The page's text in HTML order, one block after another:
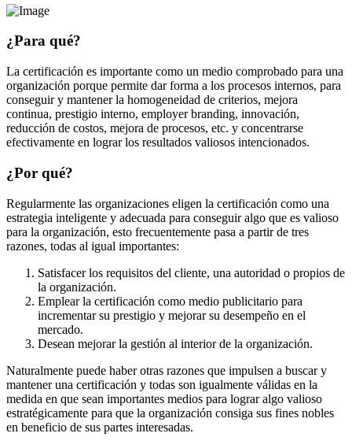
¿Para qué?
La certificación es importante como un medio comprobado para una
organización porque permite dar forma a los procesos internos, para
conseguir y mantener la homogeneidad de criterios, mejora
continua, prestigio interno, employer branding, innovación,
reducción de costos, mejora de procesos, etc. y concentrarse
efectivamente en lograr los resultados valiosos intencionados.
¿Por qué?
Regularmente las organizaciones eligen la certificación como una
estrategia inteligente y adecuada para conseguir algo que es valioso
para la organización, esto frecuentemente pasa a partir de tres
razones, todas al igual importantes:
Satisfacer los requisitos del cliente, una autoridad o propios de
la organización.
Emplear la certificación como medio publicitario para
incrementar su prestigio y mejorar su desempeño en el
mercado.
Desean mejorar la gestión al interior de la organización.
Naturalmente puede haber otras razones que impulsen a buscar y
mantener una certificación y todas son igualmente válidas en la
medida en que sean importantes medios para lograr algo valioso
estratégicamente para que la organización consiga sus fines nobles
en beneficio de sus partes interesadas.